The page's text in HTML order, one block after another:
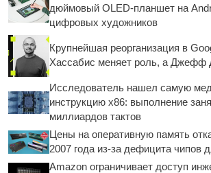
дюймовый OLED-планшет на
цифровых художников
Крупнейшая реорганизация в
Хассабис меняет роль, а Джефф
Исследователь нашел самую
инструкцию x86: выполнение
миллиардов тактов
Цены на оперативную память
2007 года из-за дефицита чипов
Amazon ограничивает доступ